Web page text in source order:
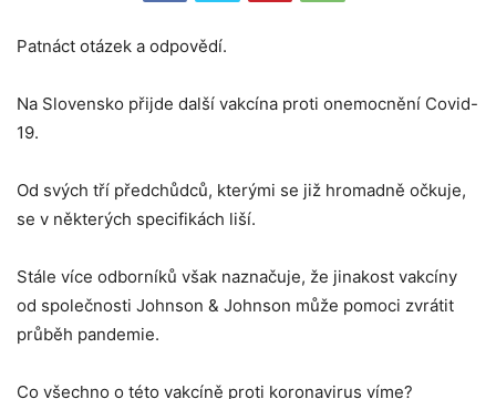
Patnáct otázek a odpovědí.
Na Slovensko přijde další vakcína proti onemocnění Covid-
19.
Od svých tří předchůdců, kterými se již hromadně očkuje,
se v některých specifikách liší.
Stále více odborníků však naznačuje, že jinakost vakcíny
od společnosti Johnson & Johnson může pomoci zvrátit
průběh pandemie.
Co všechno o této vakcíně proti koronavirus víme?